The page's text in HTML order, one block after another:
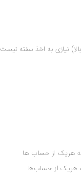
نیازی به اخذ سفته نیست
هریک از حساب‌ ها
هریک از حساب‌ها